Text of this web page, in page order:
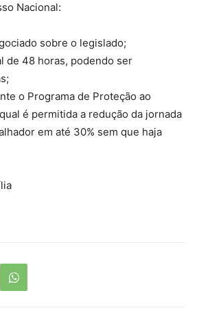
Nacional:
sobre o legislado;
de 48 horas, podendo ser
o Programa de Proteção ao
é permitida a redução da jornada
em até 30% sem que haja